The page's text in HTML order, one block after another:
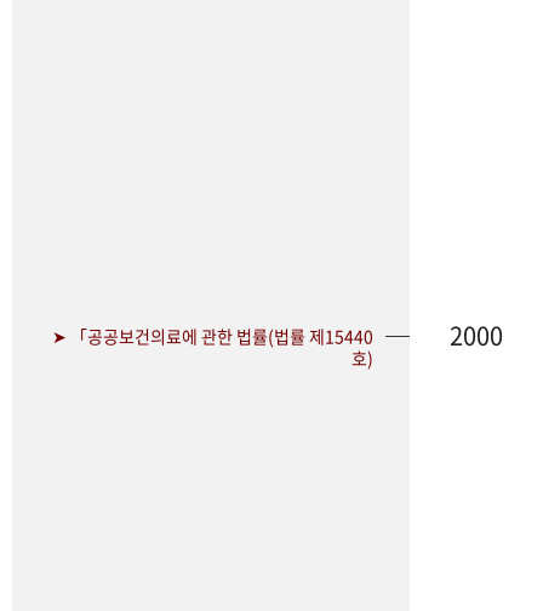
➤ 「공공보건의료에 관한 법률(법률 제15440
호)
2000